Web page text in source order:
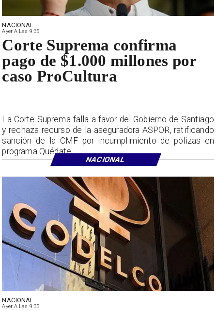
NACIONAL
Ayer A Las 9:35
NACIONAL
Ayer A Las 9:35
Corte Suprema confirma
pago de $1.000 millones por
caso ProCultura
La Corte Suprema falla a favor del Gobierno de Santiago
y rechaza recurso de la aseguradora ASPOR, ratificando
sanción de la CMF por incumplimiento de pólizas en
programa Quédate.
NACIONAL